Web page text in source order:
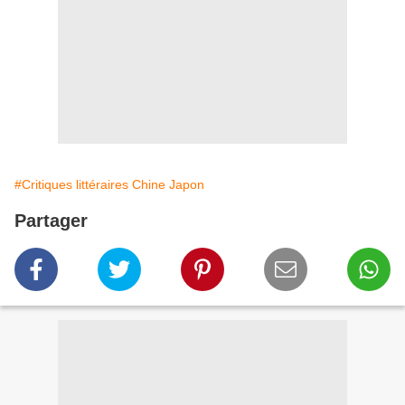
#Critiques littéraires Chine Japon
Partager